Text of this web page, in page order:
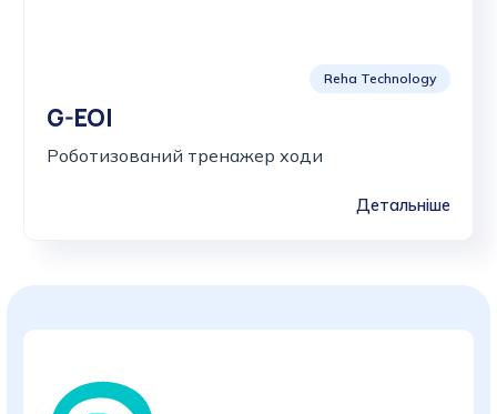
Reha Technology
G-EOl
Роботизований тренажер ходи
Детальніше